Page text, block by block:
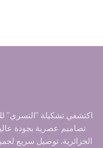
اكتشفي تشكيلة "النسري"
تصاميم عصرية بجودة
الجزائرية. توصيل سريع